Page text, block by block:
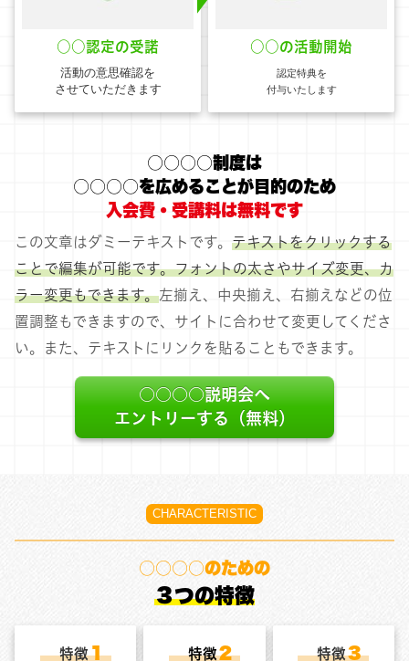
○○認定の受諾
活動の意思確認を
させていただきます
○○の活動開始
認定特典を
付与いたします
○○○○制度は
○○○○を広めることが目的のため
入会費・受講料は無料です
この文章はダミーテキストです。 テキストをクリックする
ことで編集が可能です。フォントの太さやサイズ変更、カ
ラー変更もできます。左揃え、中央揃え、右揃えなどの位
置調整もできますので、サイトに合わせて変更してくださ
い。また、テキストにリンクを貼ることもできます。
○○○○説明会へ
エントリーする（無料）
CHARACTERISTIC
○○○○のための
３つの特徴
特徴１ 特徴２ 特徴３